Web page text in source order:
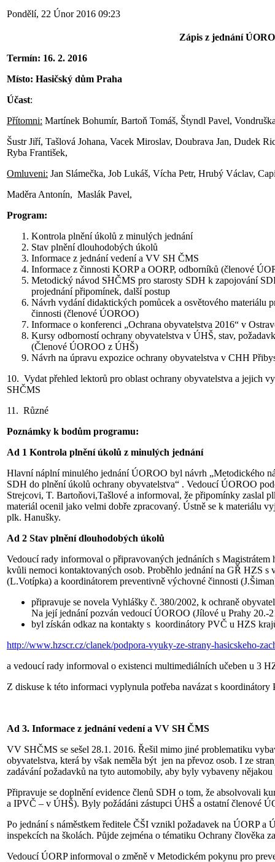
Pondělí, 22 Únor 2016 09:23
Zápis z jednání
Termín: 16. 2. 2016
Místo: Hasičský dům Praha
Účast:
Přítomni: Martínek Bohumír, Bartoň Tomáš, Štyndl Pavel,
Šustr Jiří, Tašlová Johana, Vacek Miroslav, Doubrava Jan, Dudek
Ryba František,
Omluveni: Jan Slámečka, Job Lukáš, Vícha Petr, Hrubý Václav,
Maděra Antonín, Maslák Pavel,
Program:
Kontrola plnění úkolů z minulých jednání
Stav plnění dlouhodobých úkolů
Informace z jednání vedení a VV SH ČMS
Informace z činnosti KORP a OORP, odborníků (členové
Metodický návod SHČMS pro starosty SDH k zapojování
projednání připomínek, další postup
Návrh vydání didaktických pomůcek a osvětového materiálu
činnosti (členové ÚOROO)
Informace o konferenci „Ochrana obyvatelstva 2016“ v
Kursy odborností ochrany obyvatelstva v ÚHŠ, stav,
(Členové ÚOROO z ÚHŠ)
Návrh na úpravu expozice ochrany obyvatelstva v CHH
10. Vydat přehled lektorů pro oblast ochrany obyvatelstva a jejich
SHČMS
11. Různé
Poznámky k bodům programu:
Ad 1 Kontrola plnění úkolů z minulých jednání
Hlavní náplní minulého jednání ÚOROO byl návrh „Metodického
SDH do plnění úkolů ochrany obyvatelstva“ . Vedoucí ÚOROO
Strejcovi, T. Bartoňovi,Tašlové a informoval, že připomínky zaslal
materiál ocenil jako velmi dobře zpracovaný. Ústně se k materiálu
plk. Hanušky.
Ad 2 Stav plnění dlouhodobých úkolů
Vedoucí rady informoval o připravovaných jednáních s
kvůli nemoci kontaktovaných osob. Proběhlo jednání na GŘ HZS s
(L.Votípka) a koordinátorem preventivně výchovné činnosti
připravuje se novela Vyhlášky č. 380/2002, k ochraně
Na její jednání pozván vedoucí ÚOROO (Jílové u Prahy 20.-
byl získán odkaz na kontakty s koordinátory PVČ u HZS
http://www.hzscr.cz/clanek/podpora-vyuky-ze-strany-hasicskeho-
a vedoucí rady informoval o existenci multimediálních učeben u 3
Z diskuse k této informaci vyplynula potřeba navázat s
Ad 3. Informace z jednání vedení a VV SH ČMS
VV SHČMS se sešel 28.1. 2016. Řešil mimo jiné problematiku
obyvatelstva, která by však neměla být jen na převoz osob. I ze
zadávání požadavků na tyto automobily, aby byly vybaveny
Připravuje se doplnění evidence členů SDH o tom, že absolvovali
a IPVČ – v ÚHŠ). Byly požádáni zástupci ÚHŠ a ostatní členové
Po jednání s náměstkem ředitele ČŠI vznikl požadavek na ÚORP a
inspekcích na školách. Půjde zejména o tématiku Ochrany člověka
Vedoucí ÚORP informoval o změně v Metodickém pokynu pro